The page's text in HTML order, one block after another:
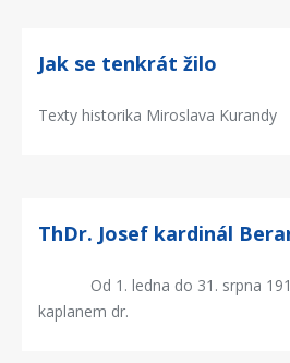
Jak se tenkrát žilo
Texty historika Miroslava Kurandy
ThDr. Josef kardinál
Od 1. ledna do 31. srpna
kaplanem dr.